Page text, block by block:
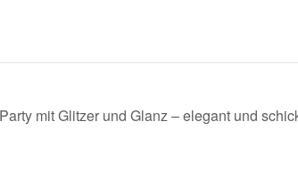
mit Glitzer und Glanz – elegant und